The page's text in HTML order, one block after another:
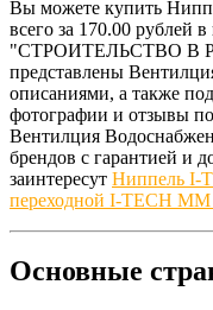
Вы можете купить
всего за 170.00 рублей
"СТРОИТЕЛЬСТВО В
представлены
описаниями, а также
фотографии и отзывы
Вентилция
брендов с гарантией и
заинтересут Ниппель I-
переходной I-TECH MM
Основные